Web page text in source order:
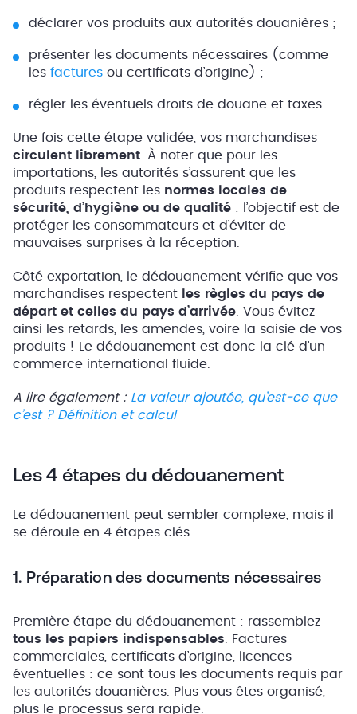
déclarer vos produits aux autorités douanières ;
présenter les documents nécessaires (comme
les factures ou certificats d’origine) ;
régler les éventuels droits de douane et taxes.
Une fois cette étape validée, vos marchandises
circulent librement . À noter que pour les
importations, les autorités s’assurent que les
produits respectent les normes locales de
sécurité, d’hygiène ou de qualité : l’objectif est de
protéger les consommateurs et d’éviter de
mauvaises surprises à la réception.
Côté exportation, le dédouanement vérifie que vos
marchandises respectent les règles du pays de
départ et celles du pays d’arrivée . Vous évitez
ainsi les retards, les amendes, voire la saisie de vos
produits ! Le dédouanement est donc la clé d’un
commerce international fluide.
A lire également : La valeur ajoutée, qu’est-ce que
c’est ? Définition et calcul
Les 4 étapes du dédouanement
Le dédouanement peut sembler complexe, mais il
se déroule en 4 étapes clés.
1. Préparation des documents nécessaires
Première étape du dédouanement : rassemblez
tous les papiers indispensables . Factures
commerciales, certificats d’origine, licences
éventuelles : ce sont tous les documents requis par
les autorités douanières. Plus vous êtes organisé,
plus le processus sera rapide.